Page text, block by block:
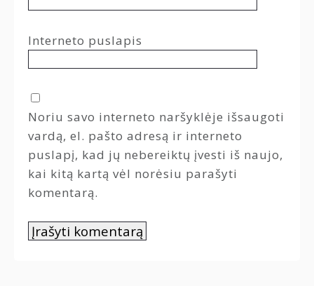
Interneto puslapis
Noriu savo interneto naršyklėje išsaugoti
vardą, el. pašto adresą ir interneto
puslapį, kad jų nebereiktų įvesti iš naujo,
kai kitą kartą vėl norėsiu parašyti
komentarą.